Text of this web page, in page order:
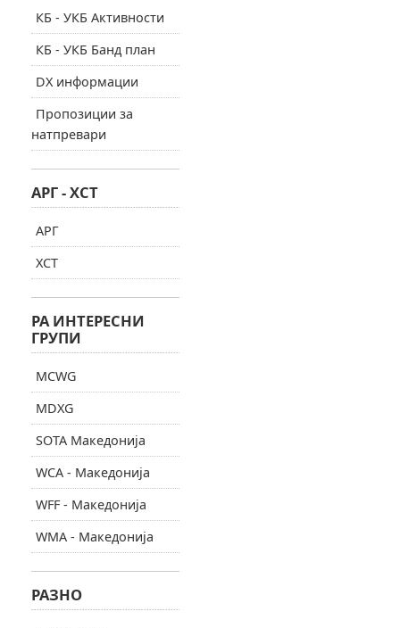
КБ - УКБ Активности
КБ - УКБ Банд план
DX информации
Пропозиции за
натпревари
АРГ - ХСТ
АРГ
ХСТ
РА ИНТЕРЕСНИ
ГРУПИ
MCWG
MDXG
SOTA Македонија
WCA - Македонија
WFF - Македонија
WMA - Македонија
РАЗНО